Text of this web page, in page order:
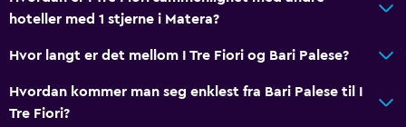
hoteller med 1 stjerne i Matera?
Hvor langt er det mellom I Tre Fiori og Bari Palese?
Hvordan kommer man seg enklest fra Bari Palese til I
Tre Fiori?